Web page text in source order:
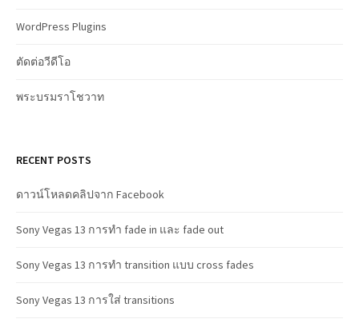
WordPress Plugins
ตัดต่อวีดีโอ
พระบรมราโชวาท
RECENT POSTS
ดาวน์โหลดคลิปจาก Facebook
Sony Vegas 13 การทำ fade in และ fade out
Sony Vegas 13 การทำ transition แบบ cross fades
Sony Vegas 13 การใส่ transitions